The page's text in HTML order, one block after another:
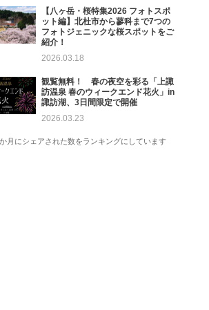
【八ヶ岳・桜特集2026 フォトスポ
ット編】北杜市から蓼科まで7つの
フォトジェニックな桜スポットをご
紹介！
2026.03.18
観覧無料！ 春の夜空を彩る「上諏
訪温泉 春のウィークエンド花火」in
諏訪湖、3日間限定で開催
2026.03.23
月にシェアされた数をランキングにしています